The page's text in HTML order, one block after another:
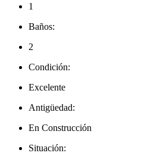
1
Baños:
2
Condición:
Excelente
Antigüedad:
En Construcción
Situación: